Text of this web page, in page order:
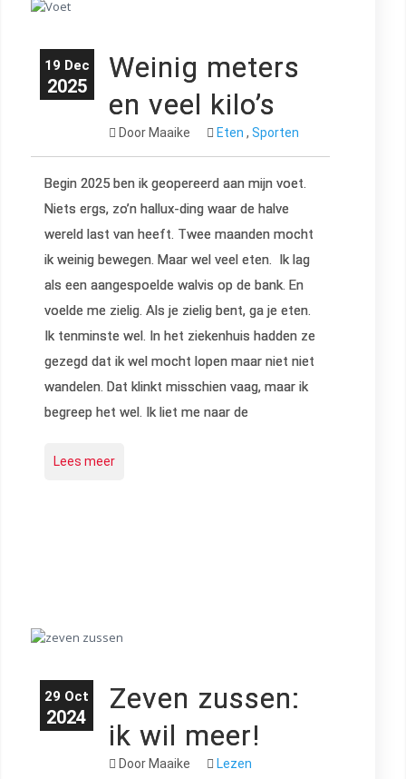
19 Dec
2025
Weinig meters
en veel kilo’s
Door Maaike Eten , Sporten
Begin 2025 ben ik geopereerd aan mijn voet.
Niets ergs, zo’n hallux-ding waar de halve
wereld last van heeft. Twee maanden mocht
ik weinig bewegen. Maar wel veel eten. Ik lag
als een aangespoelde walvis op de bank. En
voelde me zielig. Als je zielig bent, ga je eten.
Ik tenminste wel. In het ziekenhuis hadden ze
gezegd dat ik wel mocht lopen maar niet niet
wandelen. Dat klinkt misschien vaag, maar ik
begreep het wel. Ik liet me naar de
Lees meer
29 Oct
2024
Zeven zussen:
ik wil meer!
Door Maaike Lezen